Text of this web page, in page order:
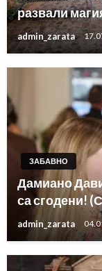
развали
admin_zarata
ЗАБАВНО
Дамиано
са сгодени!
admin_zarata